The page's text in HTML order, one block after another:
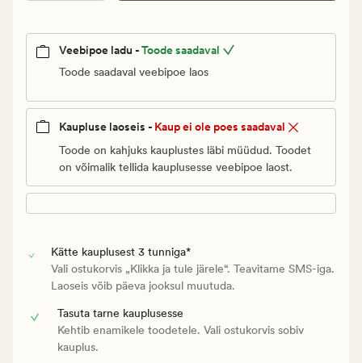
Veebipoe ladu -Toode saadaval
Toode saadaval veebipoe laos
Kaupluse laoseis - Kaup ei ole poes saadaval
Toode on kahjuks kauplustes läbi müüdud. Toodet
on võimalik tellida kauplusesse veebipoe laost.
Kätte kauplusest 3 tunniga*
Vali ostukorvis „Klikka ja tule järele“. Teavitame SMS-iga.
Laoseis võib päeva jooksul muutuda.
Tasuta tarne kauplusesse
Kehtib enamikele toodetele. Vali ostukorvis sobiv
kauplus.